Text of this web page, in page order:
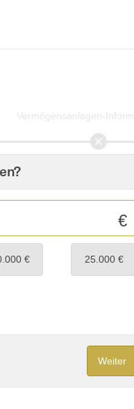
Vermögensanlagen-
€
€ 25.000 €